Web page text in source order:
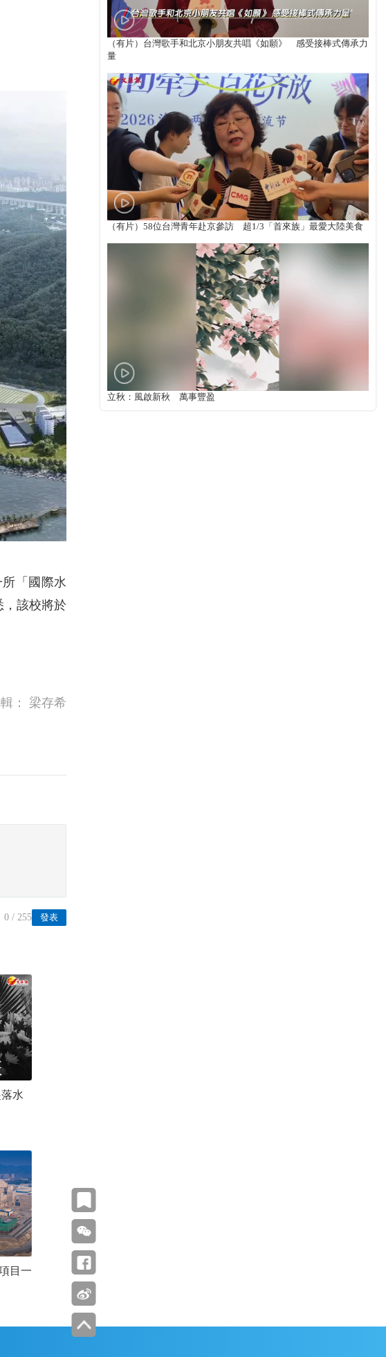
「國際水
，該校將於
： 梁存希
發表
0 / 255
水
目一
（有片）台灣歌手和北京小朋友共唱《如願》 感受接棒式傳承力
量
（有片）58位台灣青年赴京參訪 超1/3「首來族」最愛大陸美食
立秋：風啟新秋 萬事豐盈